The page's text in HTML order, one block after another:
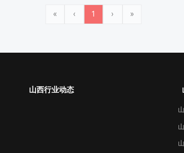
« ‹ 1 › »
山西行业动态